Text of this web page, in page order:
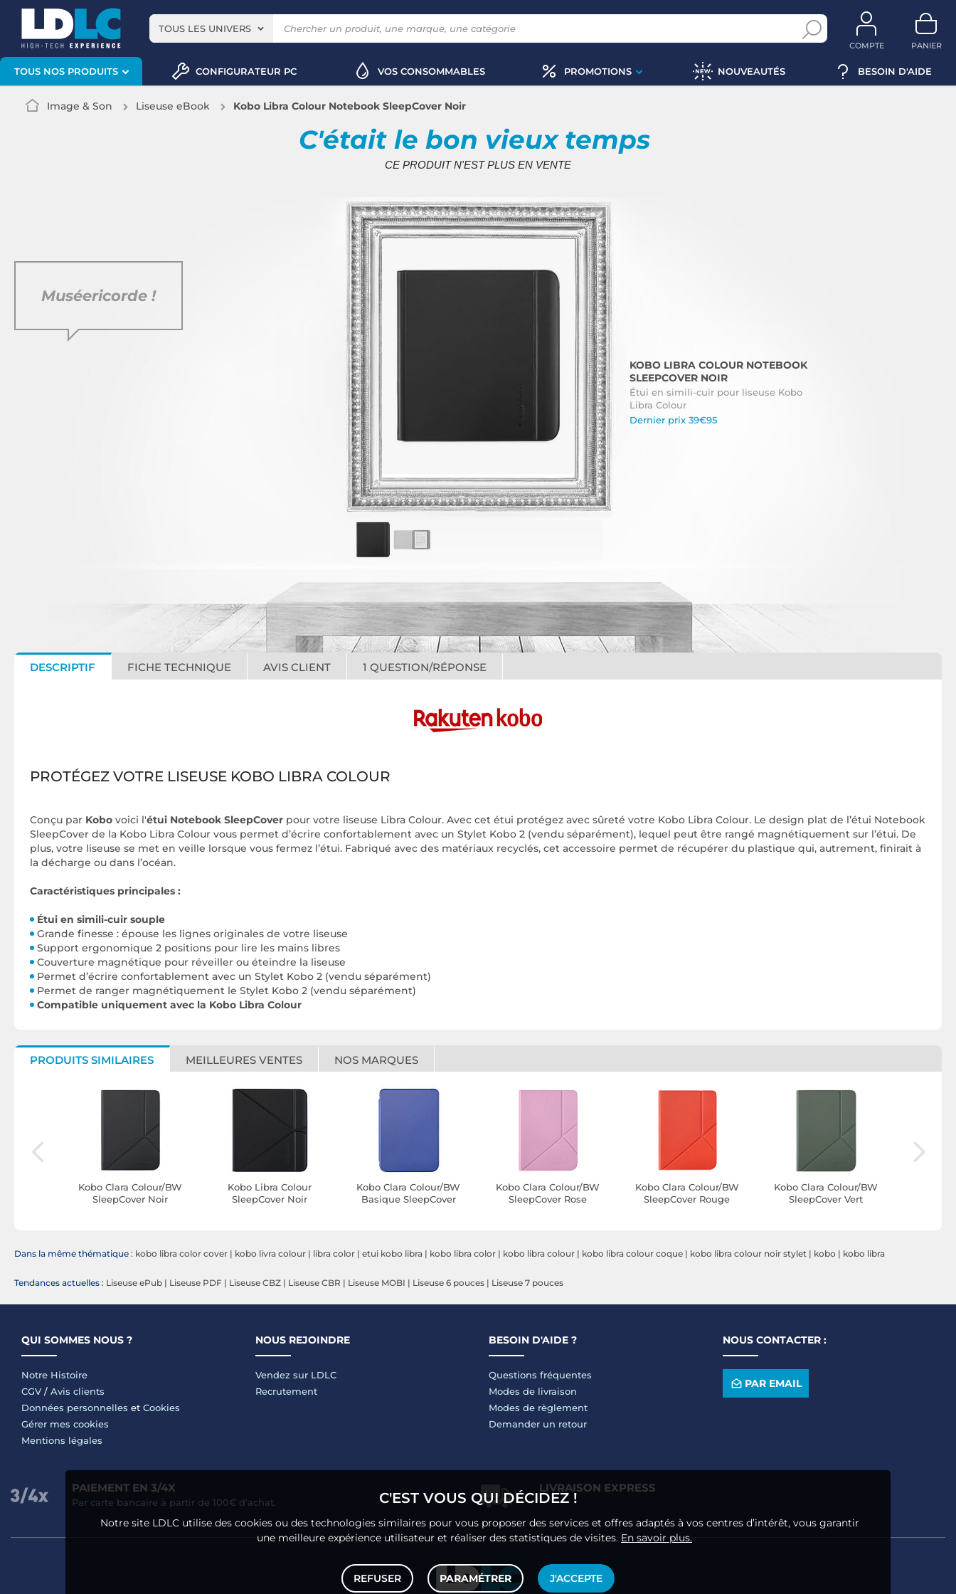
TOUS LES UNIVERS
COMPTE PANIER
TOUS NOS PRODUITS CONFIGURATEUR PC VOS CONSOMMABLES PROMOTIONS NOUVEAUTÉS BESOIN D'AIDE
C'EST VOUS QUI DÉCIDEZ !
Notre site LDLC utilise des cookies ou des technologies similaires pour vous proposer des services et offres adaptés à vos centres d’intérêt, vous garantir
une meilleure expérience utilisateur et réaliser des statistiques de visites. En savoir plus.
REFUSER PARAMÉTRER J'ACCEPTE
Image & Son Liseuse eBook Kobo Libra Colour Notebook SleepCover Noir
C'était le bon vieux temps
CE PRODUIT N'EST PLUS EN VENTE
KOBO LIBRA COLOUR NOTEBOOK
SLEEPCOVER NOIR
Étui en simili-cuir pour liseuse Kobo
Libra Colour
Dernier prix 39€95
Muséericorde !
DESCRIPTIF FICHE TECHNIQUE AVIS CLIENT 1 QUESTION/RÉPONSE
PROTÉGEZ VOTRE LISEUSE KOBO LIBRA COLOUR
Conçu par Kobo voici l'étui Notebook SleepCover pour votre liseuse Libra Colour. Avec cet étui protégez avec sûreté votre Kobo Libra Colour. Le design plat de l’étui Notebook
SleepCover de la Kobo Libra Colour vous permet d’écrire confortablement avec un Stylet Kobo 2 (vendu séparément), lequel peut être rangé magnétiquement sur l’étui. De
plus, votre liseuse se met en veille lorsque vous fermez l’étui. Fabriqué avec des matériaux recyclés, cet accessoire permet de récupérer du plastique qui, autrement, finirait à
la décharge ou dans l’océan.
Caractéristiques principales :
Étui en simili-cuir souple
Grande finesse : épouse les lignes originales de votre liseuse
Support ergonomique 2 positions pour lire les mains libres
Couverture magnétique pour réveiller ou éteindre la liseuse
Permet d’écrire confortablement avec un Stylet Kobo 2 (vendu séparément)
Permet de ranger magnétiquement le Stylet Kobo 2 (vendu séparément)
Compatible uniquement avec la Kobo Libra Colour
PRODUITS SIMILAIRES MEILLEURES VENTES NOS MARQUES
Kobo Clara Colour/BW
SleepCover Noir
Kobo Libra Colour
SleepCover Noir
Kobo Clara Colour/BW
Basique SleepCover
Kobo Clara Colour/BW
SleepCover Rose
Kobo Clara Colour/BW
SleepCover Rouge
Kobo Clara Colour/BW
SleepCover Vert
Dans la même thématique : kobo libra color cover | kobo livra colour | libra color | etui kobo libra | kobo libra color | kobo libra colour | kobo libra colour coque | kobo libra colour noir stylet | kobo | kobo libra
Tendances actuelles : Liseuse ePub | Liseuse PDF | Liseuse CBZ | Liseuse CBR | Liseuse MOBI | Liseuse 6 pouces | Liseuse 7 pouces
QUI SOMMES NOUS ?
Notre Histoire
CGV / Avis clients
Données personnelles et Cookies
Gérer mes cookies
Mentions légales
NOUS REJOINDRE
Vendez sur LDLC
Recrutement
BESOIN D'AIDE ?
Questions fréquentes
Modes de livraison
Modes de règlement
Demander un retour
NOUS CONTACTER :
PAR EMAIL
PAIEMENT EN 3/4X
Par carte bancaire à partir de 100€ d'achat.
LIVRAISON EXPRESS